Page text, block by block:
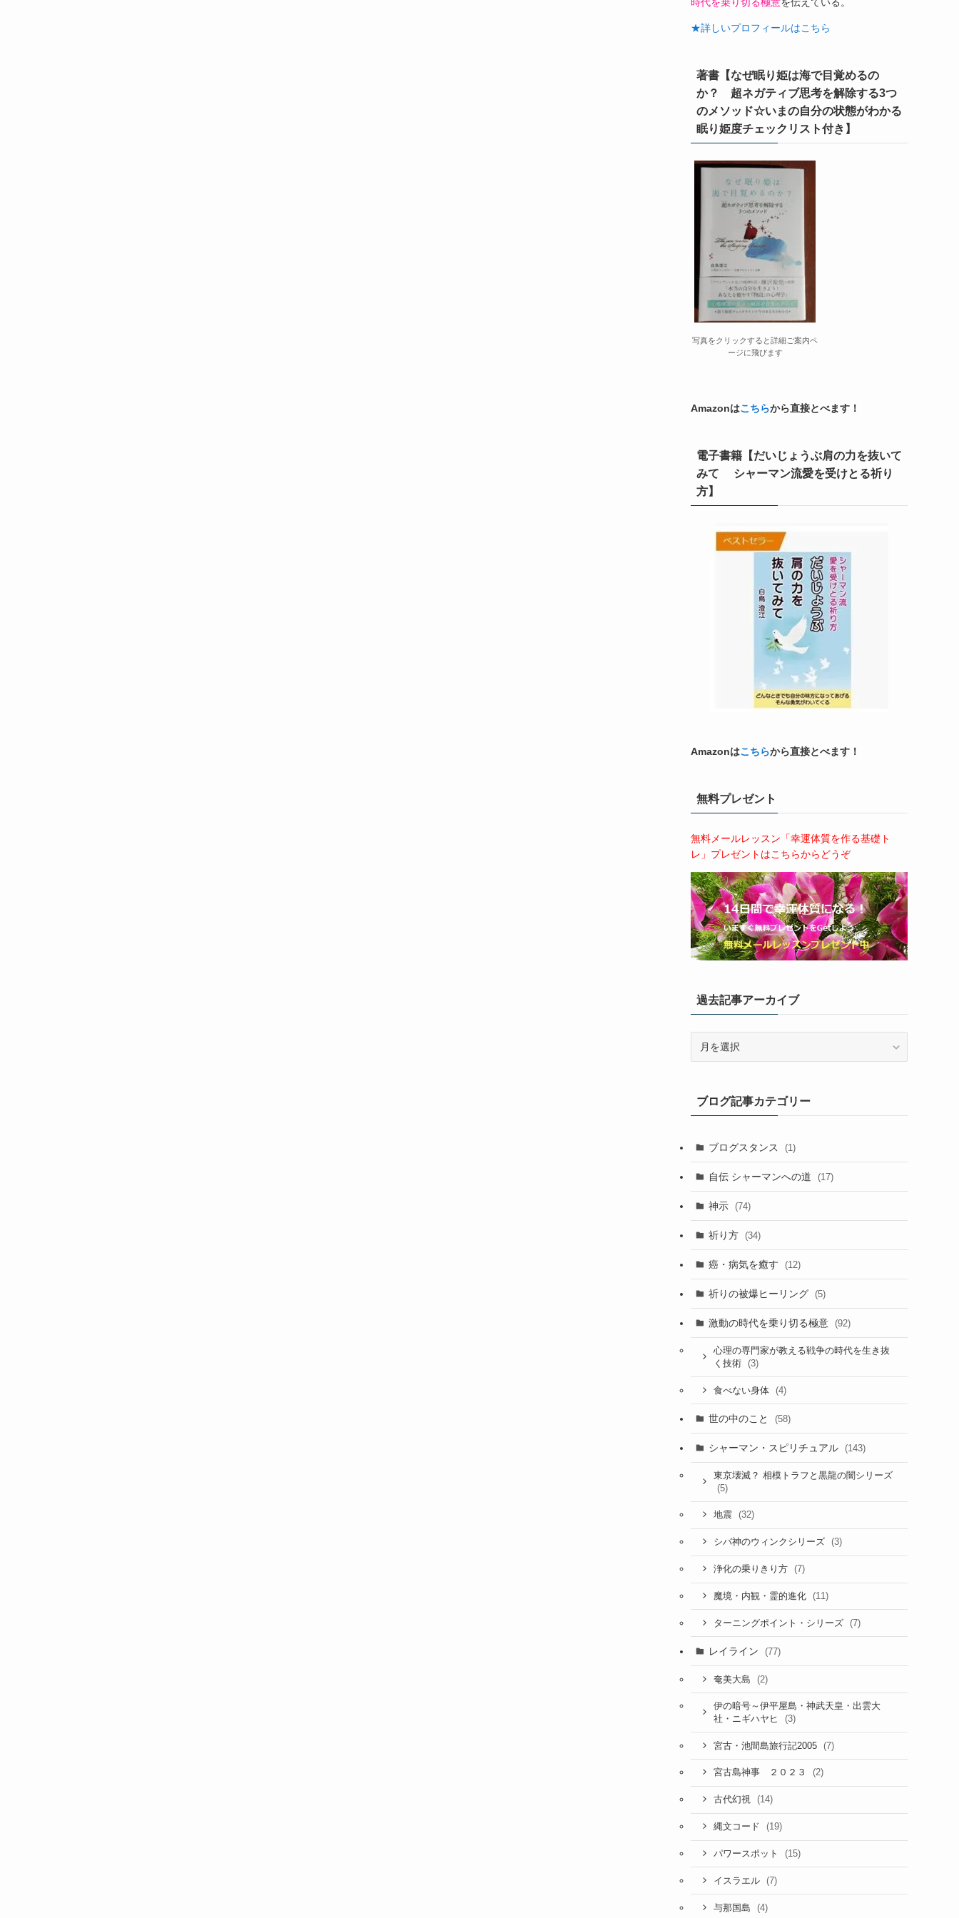
★詳しいプロフィールはこちら
著書【なぜ眠り姫は海で目覚めるの
か？ 超ネガティブ思考を解除する3つ
のメソッド☆いまの自分の状態がわかる
眠り姫度チェックリスト付き】
写真をクリックすると詳細ご案内ペ
ージに飛びます
Amazonはこちらから直接とべます！
電子書籍【だいじょうぶ肩の力を抜いて
みて シャーマン流愛を受けとる祈り
方】
Amazonはこちらから直接とべます！
無料プレゼント
無料メールレッスン「幸運体質を作る基礎ト
レ」プレゼントはこちらからどうぞ
過去記事アーカイブ
ア
ー
イ
ブ
ブログ記事カテゴリー
ブログスタンス (1)
自伝 シャーマンへの道 (17)
神示 (74)
祈り方 (34)
癌・病気を癒す (12)
祈りの被爆ヒーリング (5)
激動の時代を乗り切る極意 (92)
心理の専門家が教える戦争の時代を生き抜
く技術
(3)
食べない身体 (4)
世の中のこと (58)
シャーマン・スピリチュアル (143)
東京壊滅？ 相模トラフと黒龍の闇シリーズ
(5)
地震 (32)
シバ神のウィンクシリーズ (3)
浄化の乗りきり方 (7)
魔境・内観・霊的進化 (11)
ターニングポイント・シリーズ (7)
レイライン (77)
奄美大島 (2)
伊の暗号～伊平屋島・神武天皇・出雲大
社・ニギハヤヒ
(3)
宮古・池間島旅行記2005 (7)
宮古島神事 ２０２３ (2)
古代幻視 (14)
縄文コード (19)
パワースポット (15)
イスラエル (7)
与那国島 (4)